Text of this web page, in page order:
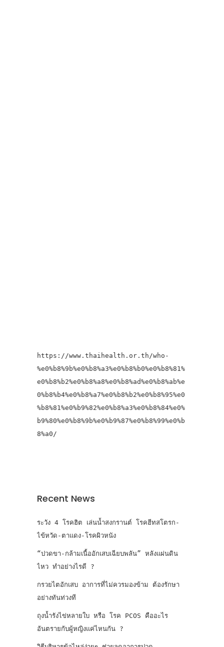
https://www.thaihealth.or.th/who-
%e0%b8%9b%e0%b8%a3%e0%b8%b0%e0%b8%81%
e0%b8%b2%e0%b8%a8%e0%b8%ad%e0%b8%ab%e
0%b8%b4%e0%b8%a7%e0%b8%b2%e0%b8%95%e0
%b8%81%e0%b9%82%e0%b8%a3%e0%b8%84%e0%
b9%80%e0%b8%9b%e0%b9%87%e0%b8%99%e0%b
8%a0/
Recent News
ระวัง 4 โรคฮิต เล่นน้ำสงกรานต์ โรคฮีทสโตรก-
ไข้หวัด-ตาแดง-โรคผิวหนัง
“ปวดขา-กล้ามเนื้ออักเสบเฉียบพลัน” หลังแผ่นดิน
ไหว ทำอย่างไรดี ?
กรวยไตอักเสบ อาการที่ไม่ควรมองข้าม ต้องรักษา
อย่างทันท่วงที
ถุงน้ำรังไข่หลายใบ หรือ โรค PCOS คืออะไร
อันตรายกับผู้หญิงแค่ไหนกัน ?